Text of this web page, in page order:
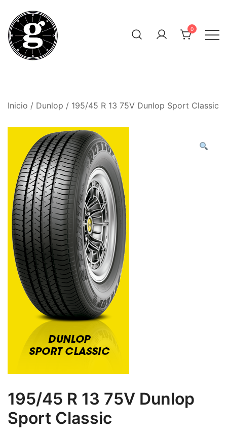
contenido
0
Inicio / Dunlop / 195/45 R 13 75V Dunlop Sport Classic
195/45 R 13 75V Dunlop
Sport Classic